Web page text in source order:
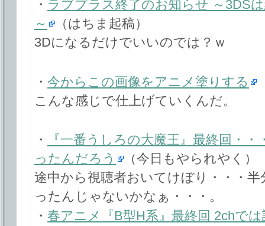
・ ラブプラス終了のお知らせ ～3DS
～
（はちま起稿）
3Dになるだけでいいのでは？ｗ
・ 今からこの画像をアニメ塗りする
こんな感じで仕上げていくんだ。
・
『一番うしろの大魔王』最終回・
ったんだろう
（今日もやられやく）
途中から視聴者おいてけぼり・・・
ったんじゃないかなぁ・・・。
・ 春アニメ『B型H系』最終回 2chで